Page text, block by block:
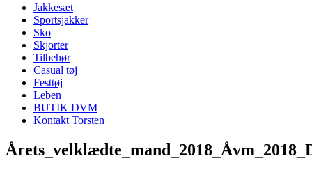
Jakkesæt
Sportsjakker
Sko
Skjorter
Tilbehør
Casual tøj
Festtøj
Leben
BUTIK DVM
Kontakt Torsten